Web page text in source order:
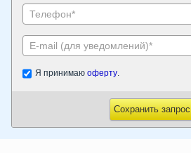
Я принимаю оферту.
Сохранить запрос